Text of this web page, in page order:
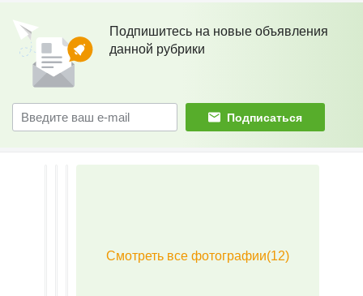
Подпишитесь на новые объявления
данной рубрики
Подписаться